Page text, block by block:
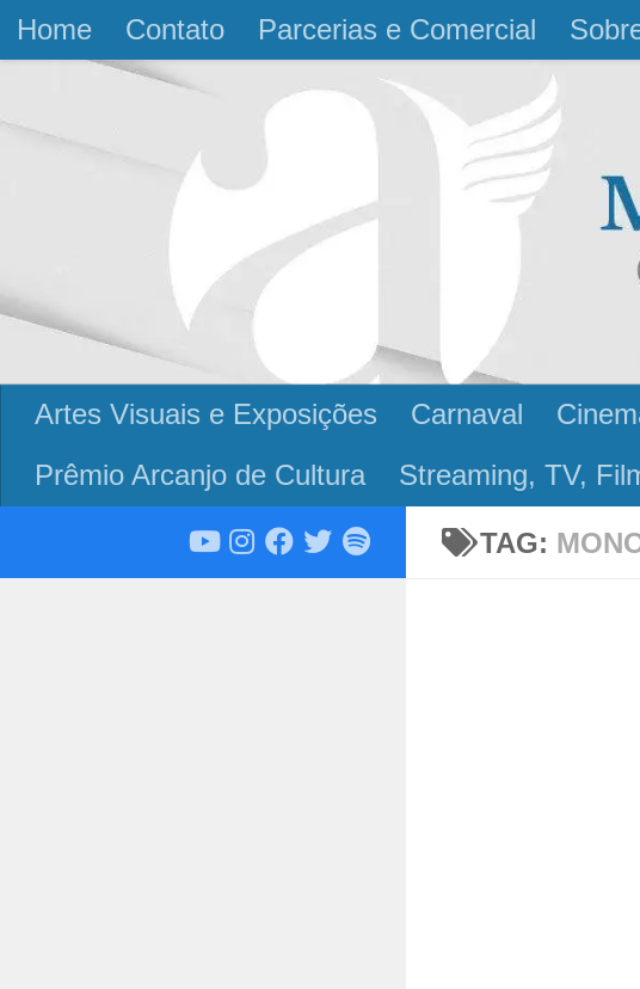
Skip to content
Home Contato Parcerias e Comercial
Artes Visuais e Exposições Carnaval
Prêmio Arcanjo de Cultura
Streaming, TV,
TAG: